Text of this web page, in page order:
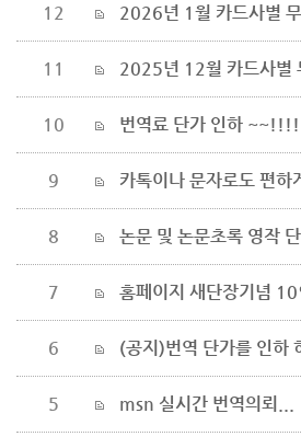
12
11
10 번역료 단가 인하
9
8 논문 및 논문초록 영작 단
7
6
5 msn 실시간 번역의뢰...